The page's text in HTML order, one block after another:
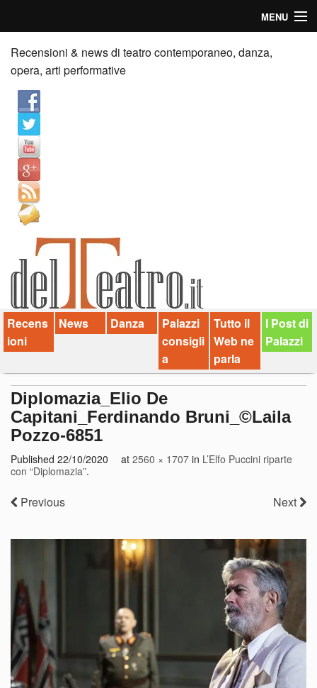
MENU
Home
Recensioni
Anticipazioni
News
Palazzi consiglia
Video
Chi siamo
Contatti
dT in English
Recensioni & news di teatro contemporaneo, danza,
opera, arti performative
Recens
ioni
News Danza
Palazzi
consigli
a
Tutto il
Web ne
parla
I Post di
Palazzi
Diplomazia_Elio De
Capitani_Ferdinando Bruni_©Laila
Pozzo-6851
Published 22/10/2020 at 2560 × 1707 in L’Elfo Puccini riparte
con “Diplomazia”.
Previous Next